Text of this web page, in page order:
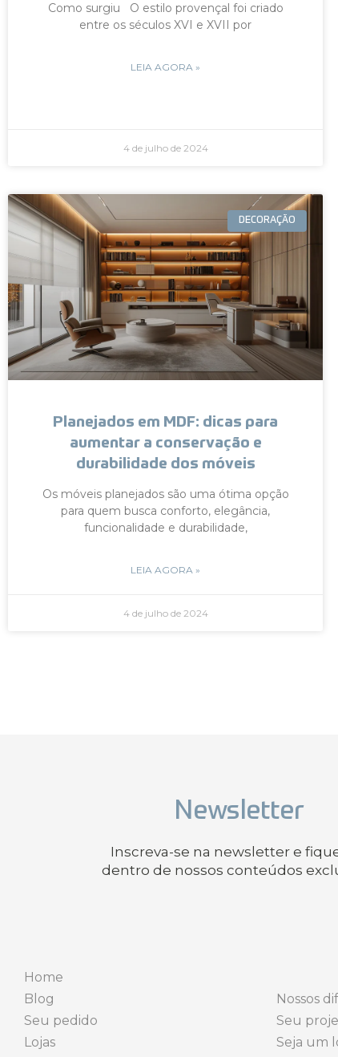
Como surgiu O estilo provençal foi criado
entre os séculos XVI e XVII por
LEIA AGORA »
4 de julho de 2024
DECORAÇÃO
Planejados em MDF: dicas para
aumentar a conservação e
durabilidade dos móveis
Os móveis planejados são uma ótima opção
para quem busca conforto, elegância,
funcionalidade e durabilidade,
LEIA AGORA »
4 de julho de 2024
Newsletter
Inscreva-se na newsletter e
dentro de nossos conteúdos
Home
Blog
Seu pedido
Lojas
Nossos
Seu
Seja um